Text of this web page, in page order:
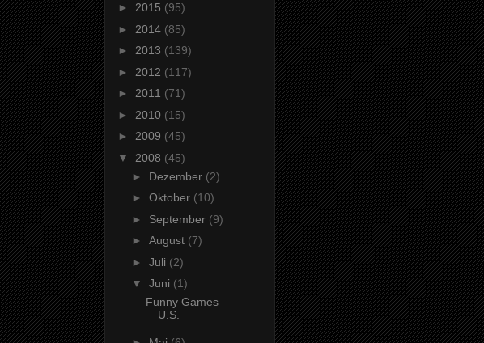
► 2015 (95)
► 2014 (85)
► 2013 (139)
► 2012 (117)
► 2011 (71)
► 2010 (15)
► 2009 (45)
▼ 2008 (45)
► Dezember (2)
► Oktober (10)
► September (9)
► August (7)
► Juli (2)
▼ Juni (1)
Funny Games
U.S.